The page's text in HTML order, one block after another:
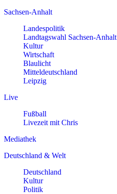
Sachsen-Anhalt
Landespolitik
Landtagswahl Sachsen-Anhalt
Kultur
Wirtschaft
Blaulicht
Mitteldeutschland
Leipzig
Live
Fußball
Livezeit mit Chris
Mediathek
Deutschland & Welt
Deutschland
Kultur
Politik